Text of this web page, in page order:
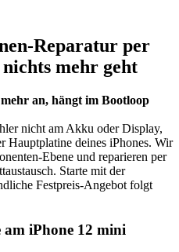
Reparatur per
mehr geht
an, hängt im Bootloop
nicht am Akku oder Display,
Hauptplatine deines iPhones. Wir
Ebene und reparieren per
Starte mit der
Festpreis-Angebot folgt
am iPhone 12 mini